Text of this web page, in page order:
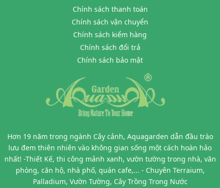
Chính sách thanh toán
Chính sách vận chuyển
Chính sách kiểm hàng
Chính sách đổi trả
Chính sách bảo mật
Hơn 19 năm trong ngành Cây cảnh, Aquagarden dẫn đầu trào
lưu đem thiên nhiên vào không gian sống một cách hoàn hảo
nhất! -Thiết Kế, thi công mảnh xanh, vườn tường trong nhà, văn
phòng, căn hộ, nhà phố, quán cafe,... - Chuyên Terraium,
Palladium, Vườn Tường, Cây Trồng Trong Nước